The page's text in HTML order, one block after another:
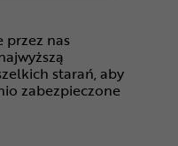
przez nas
starań, aby
zabezpieczone